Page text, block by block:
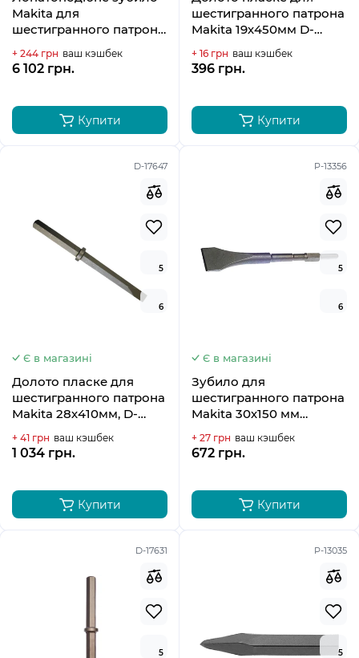
Makita для
шестигранного патрона
125х400мм P-05555
+ 244 грн ваш кэшбек
6 102 грн.
Купити
шестигранного патрона
Makita 19х450мм D-
+ 16 грн ваш кэшбек
396 грн.
Купити
D-17647
5
6
Є в магазині
Долото пласке для
шестигранного патрона
Makita 28х410мм, D-
+ 41 грн ваш кэшбек
1 034 грн.
Купити
P-13356
5
6
Є в магазині
Зубило для
шестигранного патрона
Makita 30х150 мм
HK1800, HK1810 P-13356
+ 27 грн ваш кэшбек
672 грн.
Купити
D-17631
5
P-13035
5